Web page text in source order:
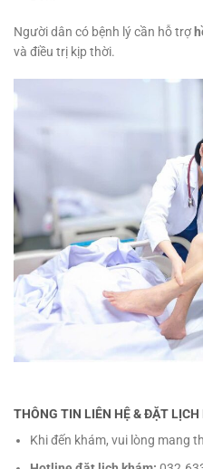
Người dân có bệnh lý cần hỗ trợ
và điều trị kịp thời.
THÔNG TIN LIÊN HỆ & ĐẶT LỊCH
Khi đến khám, vui lòng mang